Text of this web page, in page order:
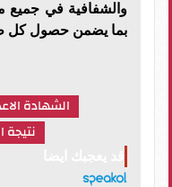
والشفافية في جميع
بما يضمن حصول كل
الشهادة
نتيجة